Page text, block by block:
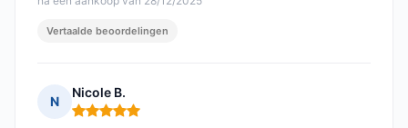
Vertaalde beoordelingen
N
Nicole B.
Opmerking: 5 van 5